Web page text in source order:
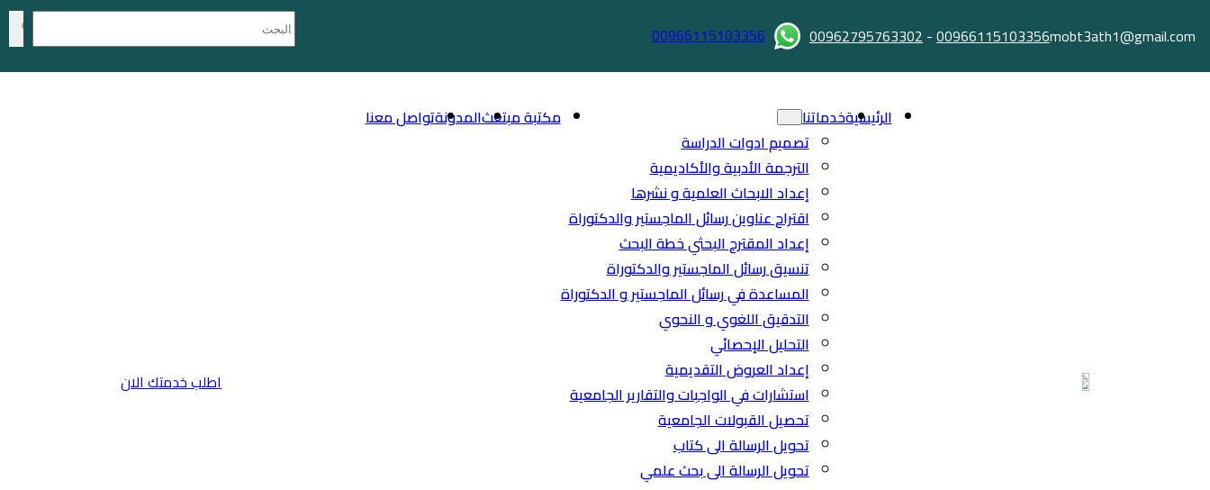
mobt3ath1@gmail.com
00966115103356
-
00962795763302
00966115103356
الرئيسيةخدماتنا
تصميم ادوات الدراسة
الترجمة الأدبية والأكاديمية
إعداد الابحاث العلمية و نشرها
اقتراح عناوين رسائل الماجستير والدكتوراة
إعداد المقترح البحثي خطة البحث
تنسيق رسائل الماجستير والدكتوراة
المساعدة في رسائل الماجستير و الدكتوراة
التدقيق اللغوي و النحوي
التحليل الإحصائي
إعداد العروض التقديمية
استشارات في الواجبات والتقارير الجامعية
تحصيل القبولات الجامعية
تحويل الرسالة الى كتاب
تحويل الرسالة الى بحث علمي
مكتبة مبتعثالمدونةتواصل معنا
اطلب خدمتك الان